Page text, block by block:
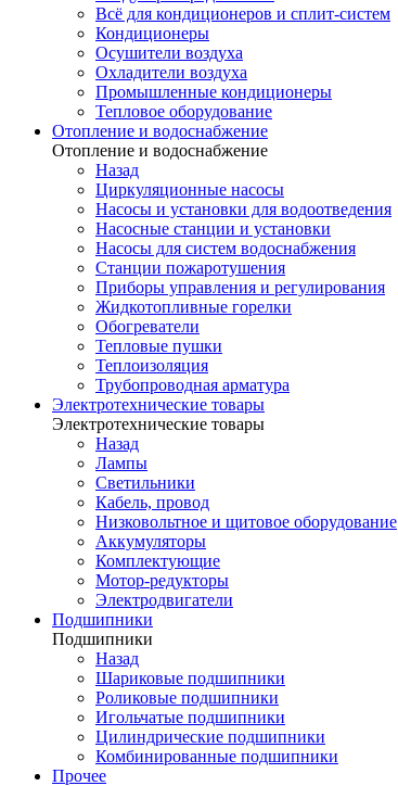
Всё для кондиционеров и сплит-систем
Кондиционеры
Осушители воздуха
Охладители воздуха
Промышленные кондиционеры
Тепловое оборудование
Отопление и водоснабжение
Отопление и водоснабжение
Назад
Циркуляционные насосы
Насосы и установки для водоотведения
Насосные станции и установки
Насосы для систем водоснабжения
Станции пожаротушения
Приборы управления и регулирования
Жидкотопливные горелки
Обогреватели
Тепловые пушки
Теплоизоляция
Трубопроводная арматура
Электротехнические товары
Электротехнические товары
Назад
Лампы
Светильники
Кабель, провод
Низковольтное и щитовое оборудование
Аккумуляторы
Комплектующие
Мотор-редукторы
Электродвигатели
Подшипники
Подшипники
Назад
Шариковые подшипники
Роликовые подшипники
Игольчатые подшипники
Цилиндрические подшипники
Комбинированные подшипники
Прочее